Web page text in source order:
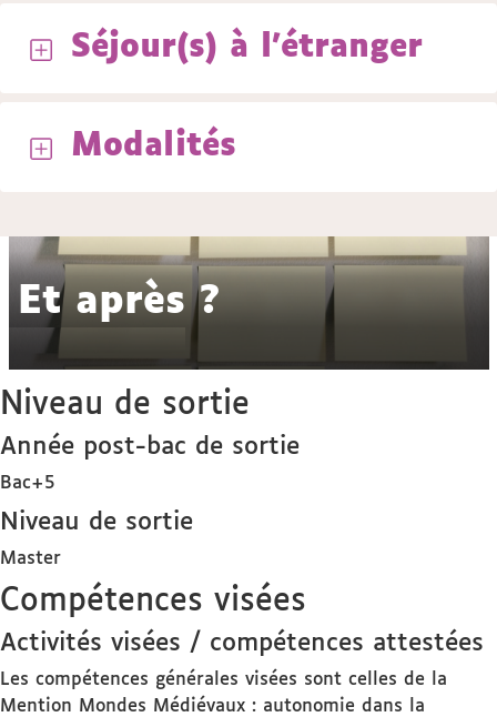
Séjour(s) à l'étranger
Modalités
Et après ?
Niveau de sortie
Année post-bac de sortie
Bac+5
Niveau de sortie
Master
Compétences visées
Activités visées / compétences attestées
Les compétences générales visées sont celles de la
Mention Mondes Médiévaux : autonomie dans la